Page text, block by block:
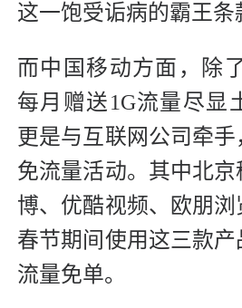
这一饱受诟病的霸王条
而中国移动方面，除
每月赠送1G流量尽显
更是与互联网公司牵手
免流量活动。其中北
博、优酷视频、欧朋
春节期间使用这三款
流量免单。